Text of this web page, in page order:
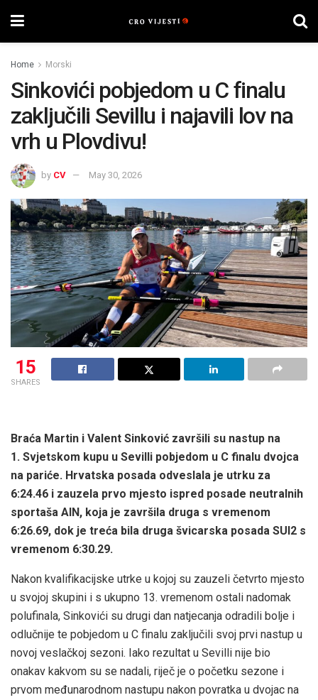
Home Morski
Sinkovići pobjedom u C finalu
zaključili Sevillu i najavili lov na
vrh u Plovdivu!
by CV May 30, 2026
15
SHARES
Braća Martin i Valent Sinković završili su nastup na
1. Svjetskom kupu u Sevilli pobjedom u C finalu dvojca
na pariće. Hrvatska posada odveslala je utrku za
6:24.46 i zauzela prvo mjesto ispred posade neutralnih
sportaša AIN, koja je završila druga s vremenom
6:26.69, dok je treća bila druga švicarska posada SUI2 s
vremenom 6:30.29.
Nakon kvalifikacijske utrke u kojoj su zauzeli četvrto mjesto
u svojoj skupini i s ukupno 13. vremenom ostali nadomak
polufinala, Sinkovići su drugi dan natjecanja odradili bolje i
odlučnije te pobjedom u C finalu zaključili svoj prvi nastup u
novoj veslačkoj sezoni. Iako rezultat u Sevilli nije bio
onakav kakvom su se nadali, riječ je o početku sezone i
prvom međunarodnom nastupu nakon povratka u dvojac na